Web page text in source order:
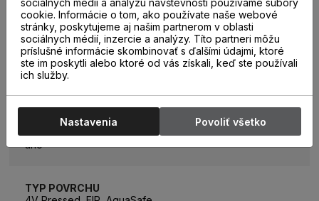
HRÚBKA PODLAHY
8 mm
TEPELNÝ ODPOR
PODLAHOVÉ VYKUROVANIE
áno
TYP POVRCHU
sociálnych médií a analýzu návštevnosti používame súbory
cookie. Informácie o tom, ako používate naše webové
stránky, poskytujeme aj našim partnerom v oblasti
sociálnych médií, inzercie a analýzy. Títo partneri môžu
príslušné informácie skombinovať s ďalšími údajmi, ktoré
ste im poskytli alebo ktoré od vás získali, keď ste používali
ich služby.
Nastavenia Povoliť všetko